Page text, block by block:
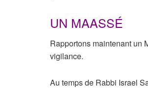
UN
Rapportons maintenant un
vigilance.
Au temps de Rabbi Israel